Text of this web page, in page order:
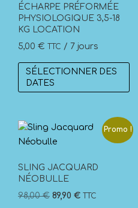
ÉCHARPE PRÉFORMÉE
PHYSIOLOGIQUE 3,5-18
KG LOCATION
5,00 € TTC / 7 jours
SÉLECTIONNER DES
DATES
Promo !
SLING JACQUARD
NÉOBULLE
98,00€ Le
89,90 €LeTTC